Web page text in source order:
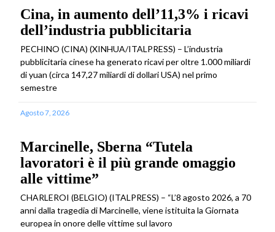
Cina, in aumento dell’11,3% i ricavi
dell’industria pubblicitaria
PECHINO (CINA) (XINHUA/ITALPRESS) – L’industria
pubblicitaria cinese ha generato ricavi per oltre 1.000 miliardi
di yuan (circa 147,27 miliardi di dollari USA) nel primo
semestre
Agosto 7, 2026
Marcinelle, Sberna “Tutela
lavoratori è il più grande omaggio
alle vittime”
CHARLEROI (BELGIO) (ITALPRESS) – “L’8 agosto 2026, a 70
anni dalla tragedia di Marcinelle, viene istituita la Giornata
europea in onore delle vittime sul lavoro